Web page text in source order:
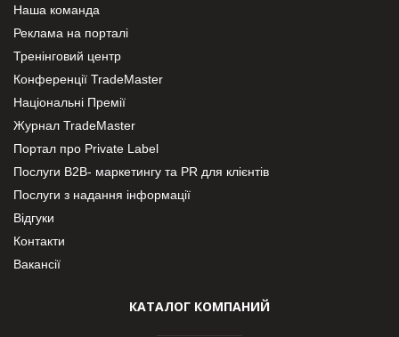
Наша команда
Реклама на порталі
Тренінговий центр
Конференції TradeMaster
Національні Премії
Журнал TradeMaster
Портал про Private Label
Послуги В2В- маркетингу та PR для клієнтів
Послуги з надання інформації
Відгуки
Контакти
Вакансії
КАТАЛОГ КОМПАНИЙ